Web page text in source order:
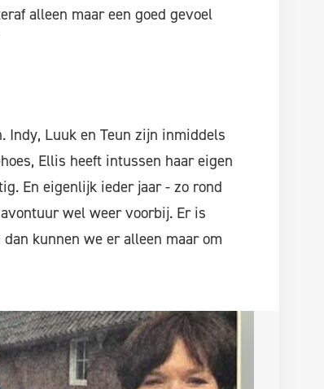
alleen maar een goed gevoel
Indy, Luuk en Teun zijn inmiddels
Ellis heeft intussen haar eigen
En eigenlijk ieder jaar - zo rond
wel weer voorbij. Er is
kunnen we er alleen maar om